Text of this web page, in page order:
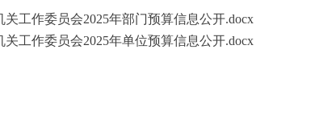
工作委员会2025年部门预算信息公开.docx
工作委员会2025年单位预算信息公开.docx